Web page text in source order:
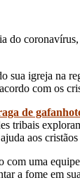
do
sua igreja na
com os
de
tribais
aos
uma
a fome em